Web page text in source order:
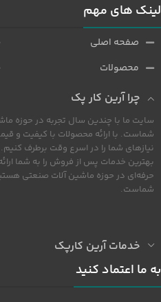
لینک های مهم
صفحه اصلی
محصولات
چرا آرین کار پک
سایت ما با چندین سال تجربه در حوزه
شماست. با ارائه محصولات با کیفیت و
نیازهای شما را در اسرع وقت برطرف
بهترین خدمات پس از فروش را به شما
حرفه‌ای در حوزه ماشین آلات صنعتی
شماست.
خدمات آرین کارپک
به ما اعتماد کنید